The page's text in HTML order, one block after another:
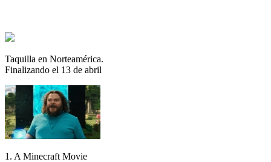
Taquilla en Norteamérica.
Finalizando el 13 de abril
1. A Minecraft Movie